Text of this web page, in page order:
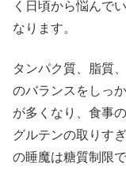
く日頃から悩んで
なります。
タンパク質、脂質
のバランスをしっ
が多くなり、食事
グルテンの取りす
の睡魔は糖質制限